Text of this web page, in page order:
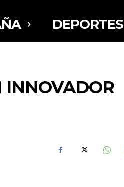
DEPORTES
INNOVADOR